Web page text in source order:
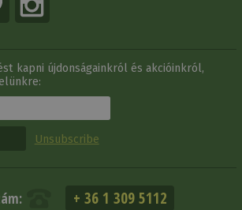
kapni újdonságainkról és akcióinkról,
Unsubscribe
+ 36 1 309 5112